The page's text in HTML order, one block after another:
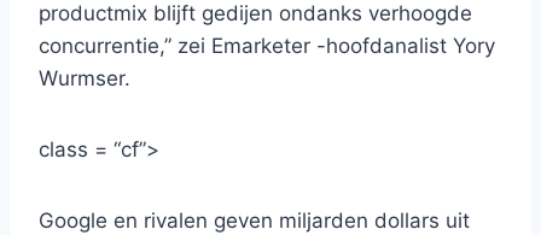
productmix blijft gedijen ondanks verhoogde
concurrentie,” zei Emarketer -hoofdanalist Yory
Wurmser.
class = “cf”>
Google en rivalen geven miljarden dollars uit